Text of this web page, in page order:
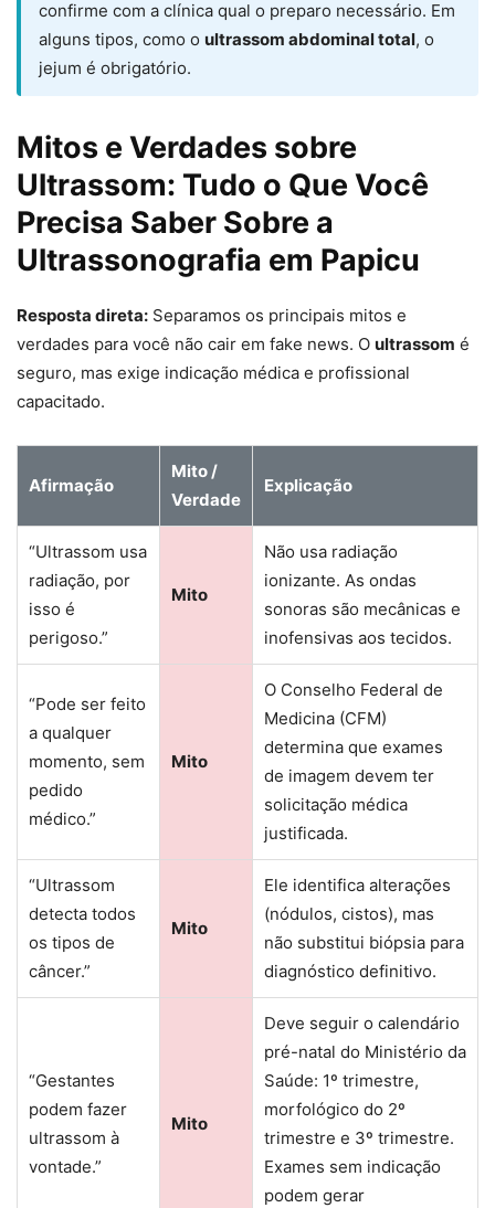
confirme com a clínica qual o preparo necessário. Em
alguns tipos, como o ultrassom abdominal total, o
jejum é obrigatório.
Mitos e Verdades sobre
Ultrassom: Tudo o Que Você
Precisa Saber Sobre a
Ultrassonografia em Papicu
Resposta direta: Separamos os principais mitos e
verdades para você não cair em fake news. O ultrassom é
seguro, mas exige indicação médica e profissional
capacitado.
Afirmação
Mito /
Verdade
Explicação
“Ultrassom usa
radiação, por
isso é
perigoso.”
Mito
Não usa radiação
ionizante. As ondas
sonoras são mecânicas e
inofensivas aos tecidos.
“Pode ser feito
a qualquer
momento, sem
pedido
médico.”
Mito
O Conselho Federal de
Medicina (CFM)
determina que exames
de imagem devem ter
solicitação médica
justificada.
“Ultrassom
detecta todos
os tipos de
câncer.”
Mito
Ele identifica alterações
(nódulos, cistos), mas
não substitui biópsia para
diagnóstico definitivo.
“Gestantes
podem fazer
ultrassom à
vontade.”
Mito
Deve seguir o calendário
pré-natal do Ministério da
Saúde: 1º trimestre,
morfológico do 2º
trimestre e 3º trimestre.
Exames sem indicação
podem gerar